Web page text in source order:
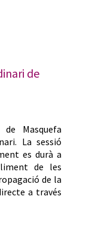
de
Masquefa
La sessió
es durà a
de les
de la
a través